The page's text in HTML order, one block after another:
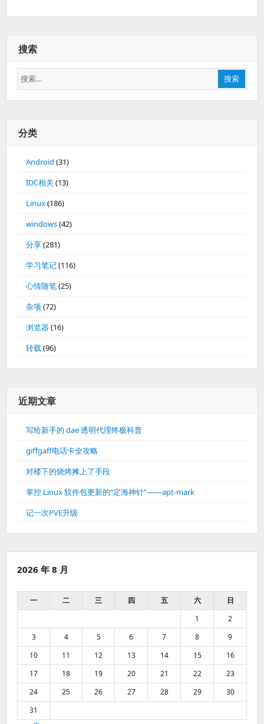
搜索
搜
索：
搜索
分类
Android (31)
IDC相关(13)
Linux(186)
windows(42)
分享(281)
学习笔记(116)
心情随笔(25)
杂项 (72)
浏览器(16)
转载(96)
近期文章
写给新手的 dae 透明代理终极科普
giffgaff电话卡全攻略
对楼下的烧烤摊上了手段
掌控 Linux 软件包更新的“定海神针”——apt-mark
记一次PVE升级
2026 年 8 月
一 二 三 四 五 六
日
1
2
3
4 5 6 7 8
9
10
11 12 13 14 15
16
17
18 19 20 21 22
23
24
25 26 27 28 29
30
31